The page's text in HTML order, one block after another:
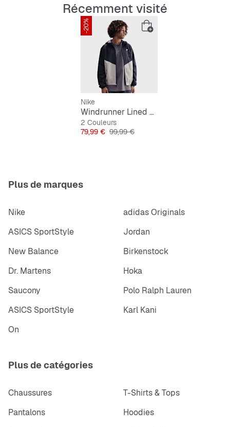
Poches zippées pour un rangement sécurisé
Récemment visité
-20%
Nike
Windrunner Lined Jacket
2 Couleurs
Prix
79,99 € Prix original
99,99 €
Plus de marques
Nike
adidas Originals
ASICS SportStyle
Jordan
New Balance
Birkenstock
Dr. Martens
Hoka
Saucony
Polo Ralph Lauren
ASICS SportStyle
Karl Kani
On
Plus de catégories
Chaussures
T-Shirts & Tops
Pantalons
Hoodies